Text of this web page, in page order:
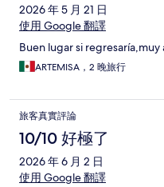
2026 年 5 月 21 日
使用 Google 翻譯
Buen lugar si
ARTEMISA，2 晚旅行
旅客真實評論
10/10 好極了
2026 年 6 月 2 日
使用 Google 翻譯